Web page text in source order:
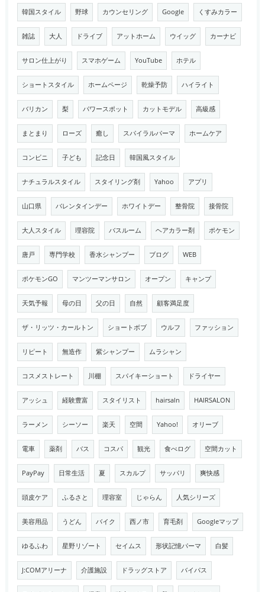
韓国スタイル 野球 カウンセリング Google くすみカラー
雑誌 大人 ドライブ アットホーム ウイッグ カーナビ
サロン仕上がり スマホゲーム YouTube ホテル
ショートスタイル ホームページ 乾燥予防 ハイライト
バリカン 梨 パワースポット カットモデル 高級感
まとまり ローズ 癒し スパイラルパーマ ホームケア
コンビニ 子ども 記念日 韓国風スタイル
ナチュラルスタイル スタイリング剤 Yahoo アプリ
山口県 バレンタインデー ホワイトデー 整骨院 接骨院
大人スタイル 理容院 バスルーム ヘアカラー剤 ポケモン
唐戸 専門学校 香水シャンプー ブログ WEB
ポケモンGO マンツーマンサロン オープン キャンプ
天気予報 母の日 父の日 自然 顧客満足度
ザ・リッツ・カールトン ショートボブ ウルフ ファッション
リピート 無造作 紫シャンプー ムラシャン
コスメストレート 川棚 スパイキーショート ドライヤー
アッシュ 経験豊富 スタイリスト hairsaln HAIRSALON
ラーメン シーソー 楽天 空間 Yahoo! オリーブ
電車 薬剤 バス コスパ 観光 食べログ 空間カット
PayPay 日常生活 夏 スカルプ サッパリ 爽快感
頭皮ケア ふるさと 理容室 じゃらん 人気シリーズ
美容用品 うどん バイク 西ノ市 育毛剤 Googleマップ
ゆるふわ 星野リゾート セイムス 形状記憶パーマ 白髪
J:COMアリーナ 介護施設 ドラッグストア バイパス